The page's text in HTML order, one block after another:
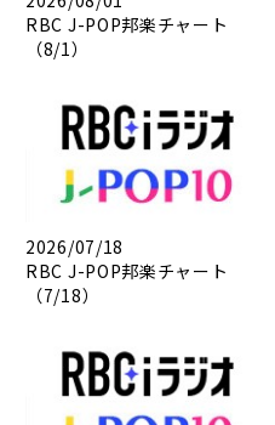
RBC J-POP邦楽チャート
（8/1）
2026/07/18
RBC J-POP邦楽チャート
（7/18）